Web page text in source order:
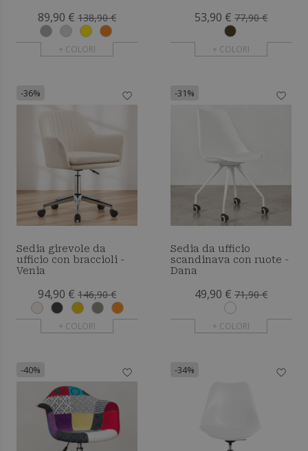
89,90 € 138,90 €
+ COLORI
53,90 € 77,90 €
+ COLORI
-36%
Sedia girevole da
ufficio con braccioli -
Venia
94,90 € 146,90 €
+ COLORI
-31%
Sedia da ufficio
scandinava con ruote -
Dana
49,90 € 71,90 €
+ COLORI
-40% -34%